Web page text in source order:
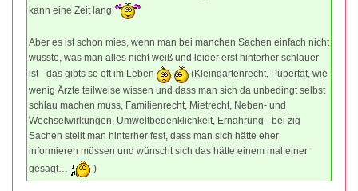
kann eine Zeit lang
Aber es ist schon mies, wenn man bei manchen Sachen einfach nicht
wusste, was man alles nicht weiß und leider erst hinterher schlauer
ist - das gibts so oft im Leben
(Kleingartenrecht, Pubertät, wie
wenig Ärzte teilweise wissen und dass man sich da unbedingt selbst
schlau machen muss, Familienrecht, Mietrecht, Neben- und
Wechselwirkungen, Umweltbedenklichkeit, Ernährung - bei zig
Sachen stellt man hinterher fest, dass man sich hätte eher
informieren müssen und wünscht sich das hätte einem mal einer
gesagt…
)